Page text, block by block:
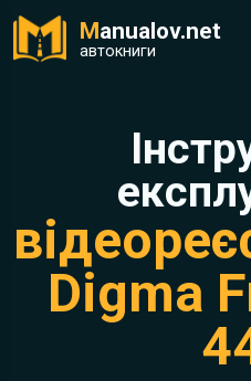
Manualov.net
автокниги
Digma